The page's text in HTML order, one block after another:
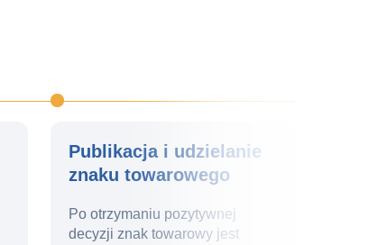
Publikacja i udzielanie
znaku towarowego
Po otrzymaniu pozytywnej
decyzji znak towarowy jest